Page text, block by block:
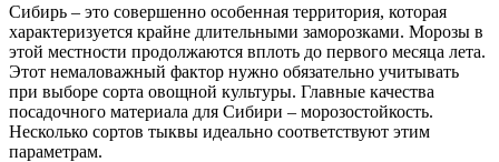
Сибирь – это совершенно особенная территория, которая
характеризуется крайне длительными заморозками. Морозы в
этой местности продолжаются вплоть до первого месяца лета.
Этот немаловажный фактор нужно обязательно учитывать
при выборе сорта овощной культуры. Главные качества
посадочного материала для Сибири – морозостойкость.
Несколько сортов тыквы идеально соответствуют этим
параметрам.